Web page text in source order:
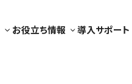
お役立ち情報 導入サポート